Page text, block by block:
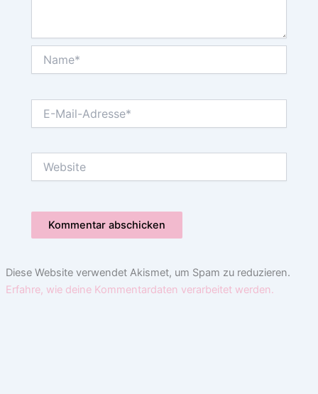
Mail-
Diese Website verwendet Akismet, um Spam zu reduzieren.
Erfahre, wie deine Kommentardaten verarbeitet werden.